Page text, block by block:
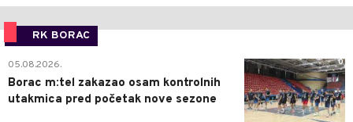
RK BORAC
0
05.08.2026.
Borac m:tel zakazao osam kontrolnih
utakmica pred početak nove sezone